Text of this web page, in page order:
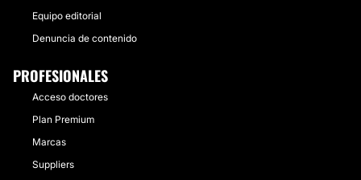
Equipo editorial
Denuncia de contenido
PROFESIONALES
Acceso doctores
Plan Premium
Marcas
Suppliers